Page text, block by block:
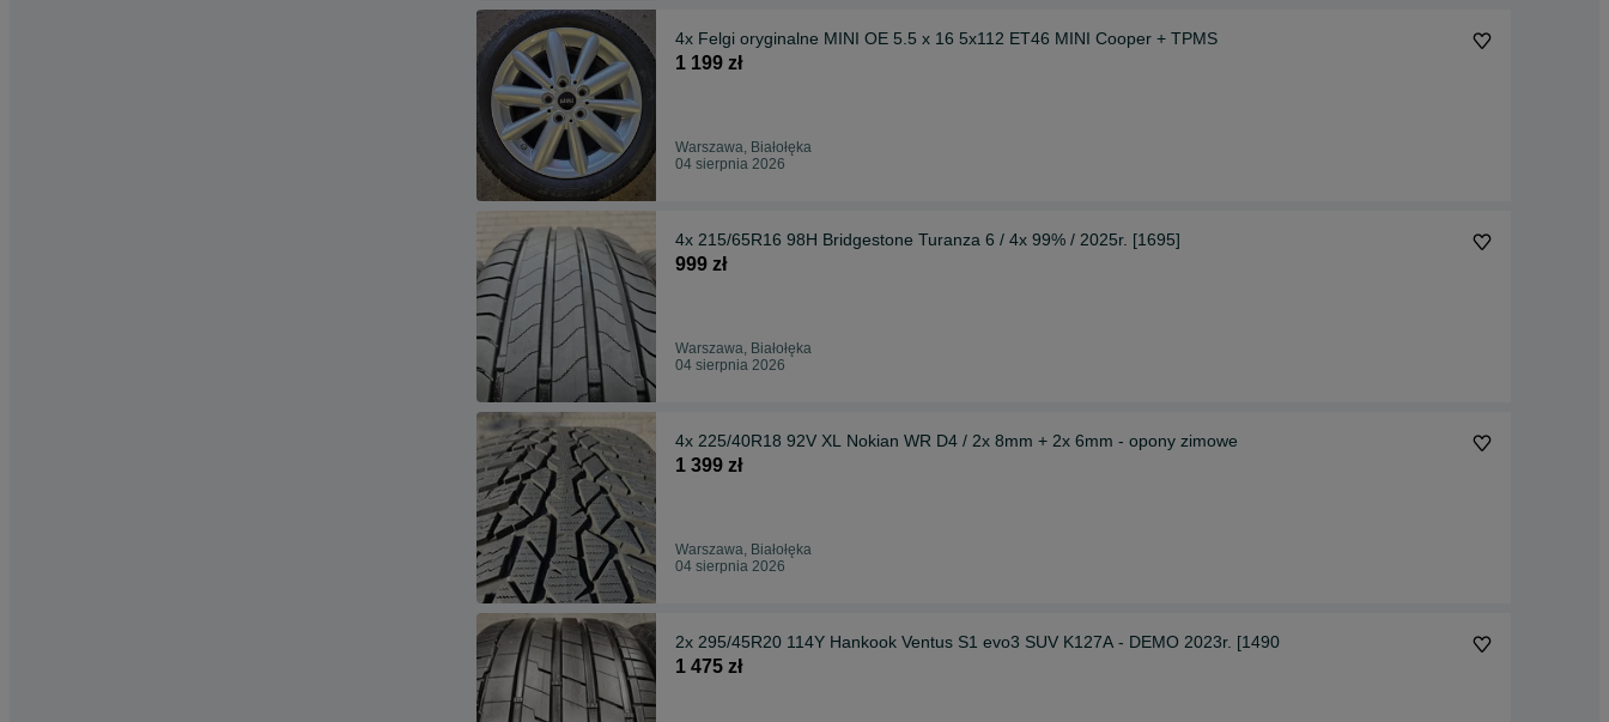
4x Felgi oryginalne MINI OE 5.5 x 16 5x112 ET46 MINI Cooper + TPMS
1 199 zł
Warszawa, Białołęka
04 sierpnia 2026
4x 215/65R16 98H Bridgestone Turanza 6 / 4x 99% / 2025r. [1695]
999 zł
Warszawa, Białołęka
04 sierpnia 2026
4x 225/40R18 92V XL Nokian WR D4 / 2x 8mm + 2x 6mm - opony zimowe
1 399 zł
Warszawa, Białołęka
04 sierpnia 2026
2x 295/45R20 114Y Hankook Ventus S1 evo3 SUV K127A - DEMO 2023r. [1490
1 475 zł